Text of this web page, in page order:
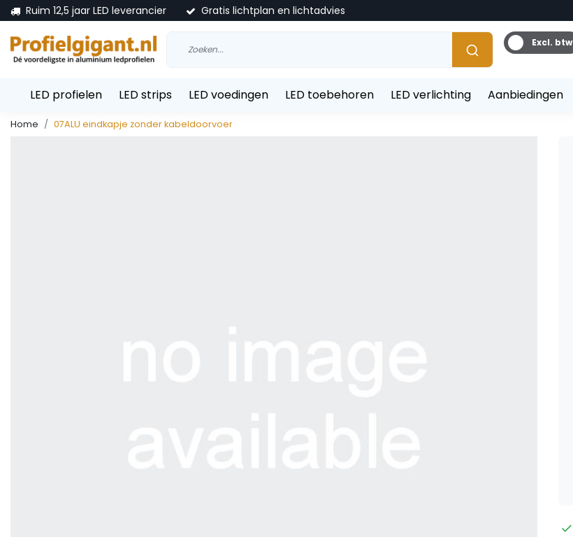
Ruim 12,5 jaar LED leverancier Gratis lichtplan en lichtadvies
Excl. btw
LED profielen LED strips LED voedingen LED toebehoren LED verlichting Aanbiedingen
Home 07ALU eindkapje zonder kabeldoorvoer